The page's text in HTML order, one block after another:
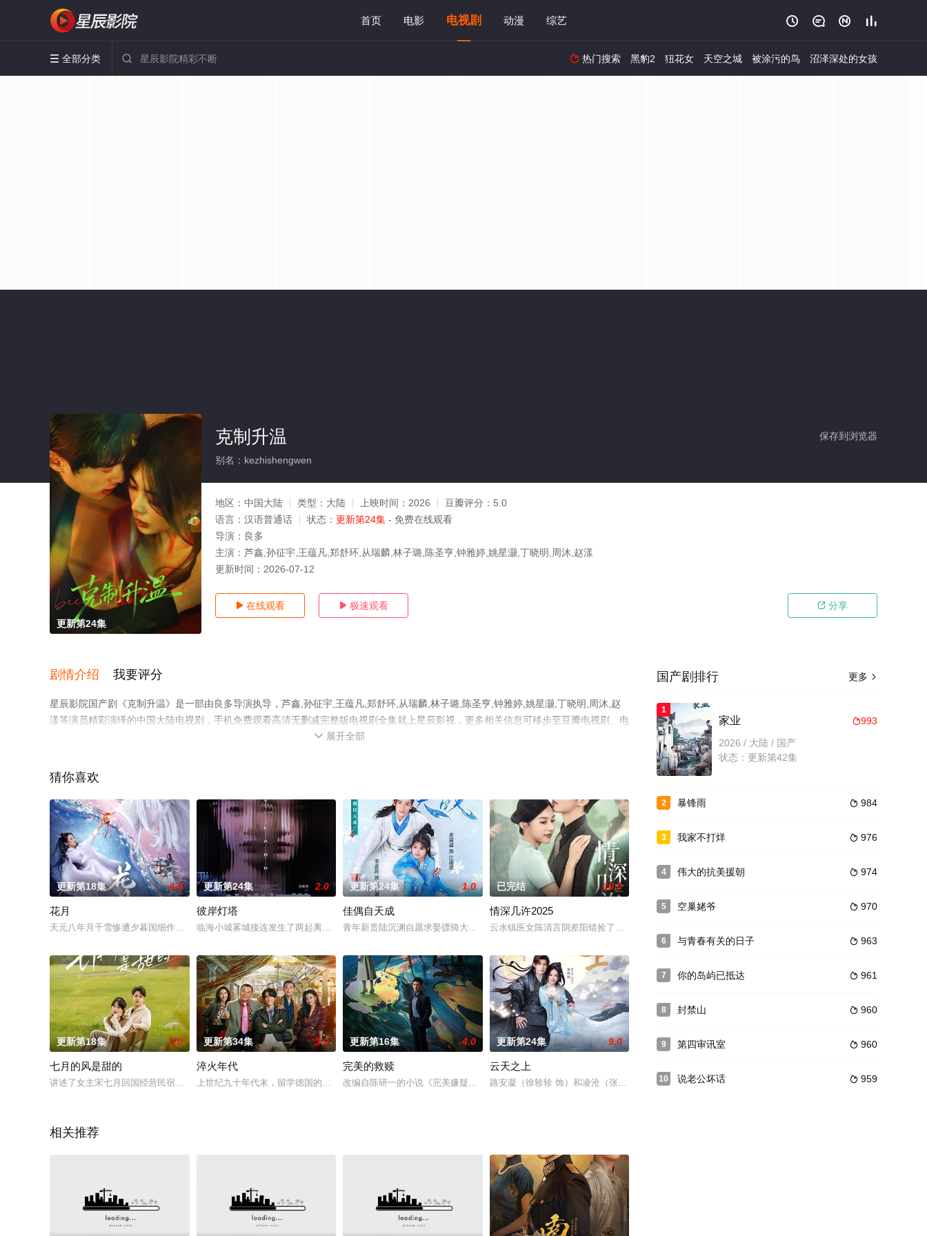
首页 电影 电视剧 动漫 综艺    
 全部分类   热门搜索 黑豹2 狃花女 天空之城 被涂污的鸟 沼泽深处的女孩
更新第24集
保存到浏览器
克制升温
别名：kezhishengwen
地区： 中国大陆 类型： 大陆 上映时间： 2026 豆瓣评分： 5.0
语言： 汉语普通话 状态： 更新第24集 - 免费在线观看
导演： 良多
主演： 芦鑫,孙征宇,王蕴凡,郑舒环,从瑞麟,林子璐,陈圣亨,钟雅婷,姚星灏,丁晓明,周沐,赵漾
更新时间： 2026-07-12
 在线观看  极速观看  分享
剧情介绍 我要评分
星辰影院国产剧《克制升温》是一部由良多导演执导，芦鑫,孙征宇,王蕴凡,郑舒环,从瑞麟,林子璐,陈圣亨,钟雅婷,姚星灏,丁晓明,周沐,赵
漾等演员精彩演绎的中国大陆电视剧，手机免费观看高清无删减完整版电视剧全集就上星辰影视，更多相关信息可移步至豆瓣电视剧、电
 展开全部
猜你喜欢
更新第18集 4.0
花月
天元八年月千雪惨遭夕暮国细作陆芊芊与陆离陷害战死落日城，而在月千雪死后的一年，花晴明也未能守住长平京，天
更新第24集 2.0
彼岸灯塔
临海小城雾城接连发生了两起离奇杀人案件，单亲母亲李秀兰（张露 饰）与其女李妍（徐梦洁 饰）的平静生活因警
更新第24集 1.0
佳偶自天成
青年新贵陆沉渊自愿求娶骠骑大将军之女江雨柔，消息轰动整个京城，因为江雨柔顽劣之名家喻户晓。而江雨柔为了让
已完结 10.0
情深几许2025
云水镇医女陈清言阴差阳错捡了位失忆苦命人，在彼此救赎的过程中两情相悦，却不知这乖顺替她挑水采药的
更新第18集 5.0
七月的风是甜的
讲述了女主宋七月回国经营民宿，和旅客们一起收获成长的故事，展现了无锡惠山区乡村旅游重点村独具特色的美食、
更新第34集 3.0
淬火年代
上世纪九十年代末，留学德国的柳钧回到家乡东海，他顺应时代发展，立志将父亲的老机械制造厂改造成科技领先的现
更新第16集 4.0
完美的救赎
改编自陈研一的小说《完美嫌疑人》，以一场看似完美的犯罪为引线，串出表象之下的人性“病态”，裹挟着孩童事件
更新第24集 9.0
云天之上
路安凝（徐轸轸 饰）和凌沧（张景昀 饰）历经千世虐恋被天命操控，从双强互斗到逐渐觉醒、逆转天命，他
相关推荐
更多 
国产剧排行
1
993
家业
2026 / 大陆 / 国产
状态：更新第42集
2  984
暴锋雨
3  976
我家不打烊
4  974
伟大的抗美援朝
5  970
空巢姥爷
6  963
与青春有关的日子
7  961
你的岛屿已抵达
8  960
封禁山
9  960
第四审讯室
10  959
说老公坏话